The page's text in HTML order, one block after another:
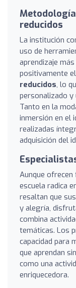
reducidos
La institución
uso de
aprendizaje
positivamente
reducidos, lo
personalizado y
Tanto en la
inmersión en el
realizadas
adquisición del
Aunque
escuela radica
resaltan que
y alegría,
combina
temáticas. Los
capacidad para
que aprendan
como una
enriquecedora.